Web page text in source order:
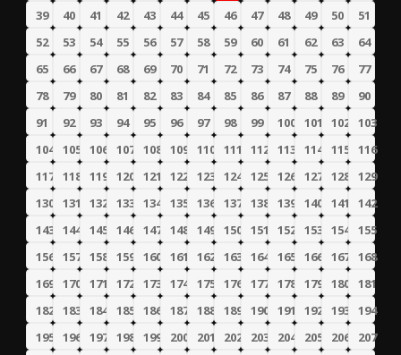
39
40 41 42 43 44 45 46 47 48 49 50
51
52
53 54 55 56 57 58 59 60 61 62 63
64
65
66 67 68 69 70 71 72 73 74 75 76
77
78
79 80 81 82 83 84 85 86 87 88 89
90
91
92 93 94 95 96 97 98 99 100 101 102
103
104
105 106 107 108 109 110 111 112 113 114 115
116
117
118 119 120 121 122 123 124 125 126 127 128
129
130
131 132 133 134 135 136 137 138 139 140 141
142
143
144 145 146 147 148 149 150 151 152 153 154
155
156
157 158 159 160 161 162 163 164 165 166 167
168
169
170 171 172 173 174 175 176 177 178 179 180
181
182
183 184 185 186 187 188 189 190 191 192 193
194
195
196 197 198 199 200 201 202 203 204 205 206
207